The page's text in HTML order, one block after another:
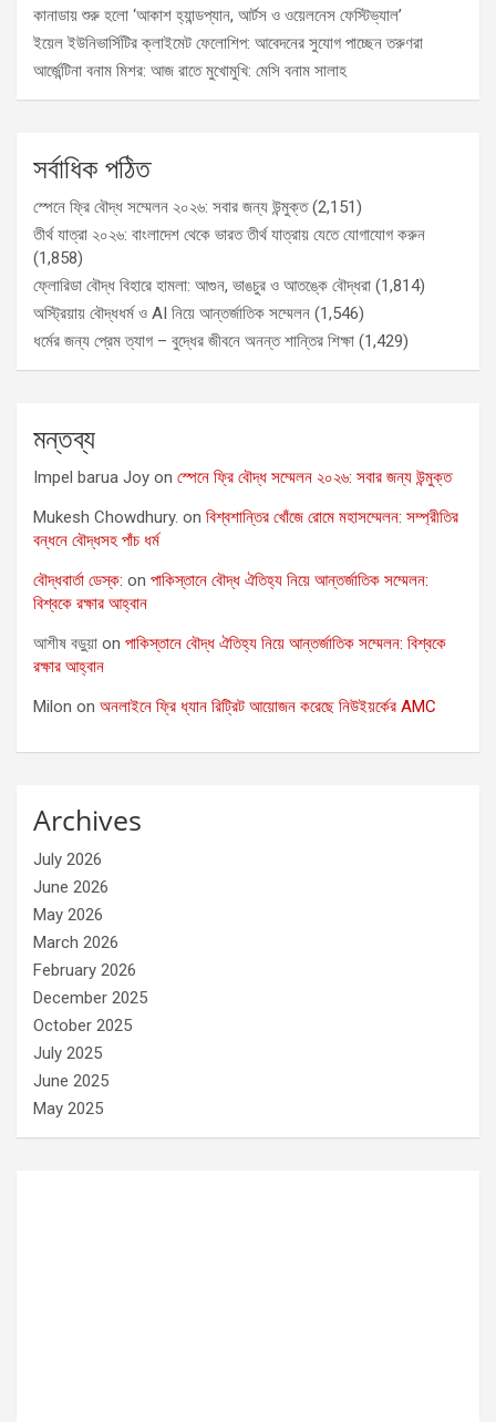
কানাডায় শুরু হলো ‘আকাশ হ্যান্ডপ্যান, আর্টস ও ওয়েলনেস ফেস্টিভ্যাল’
ইয়েল ইউনিভার্সিটির ক্লাইমেট ফেলোশিপ: আবেদনের সুযোগ পাচ্ছেন তরুণরা
আর্জেন্টিনা বনাম মিশর: আজ রাতে মুখোমুখি: মেসি বনাম সালাহ
সর্বাধিক পঠিত
স্পেনে ফ্রি বৌদ্ধ সম্মেলন ২০২৬: সবার জন্য উন্মুক্ত (2,151)
তীর্থ যাত্রা ২০২৬: বাংলাদেশ থেকে ভারত তীর্থ যাত্রায় যেতে যোগাযোগ করুন
(1,858)
ফ্লোরিডা বৌদ্ধ বিহারে হামলা: আগুন, ভাঙচুর ও আতঙ্কে বৌদ্ধরা (1,814)
অস্ট্রিয়ায় বৌদ্ধধর্ম ও AI নিয়ে আন্তর্জাতিক সম্মেলন (1,546)
ধর্মের জন্য প্রেম ত্যাগ – বুদ্ধের জীবনে অনন্ত শান্তির শিক্ষা (1,429)
মন্তব্য
Impel barua Joy on স্পেনে ফ্রি বৌদ্ধ সম্মেলন ২০২৬: সবার জন্য উন্মুক্ত
Mukesh Chowdhury. on বিশ্বশান্তির খোঁজে রোমে মহাসম্মেলন: সম্প্রীতির
বন্ধনে বৌদ্ধসহ পাঁচ ধর্ম
বৌদ্ধবার্তা ডেস্ক: on পাকিস্তানে বৌদ্ধ ঐতিহ্য নিয়ে আন্তর্জাতিক সম্মেলন:
বিশ্বকে রক্ষার আহ্বান
আশীষ বড়ুয়া on পাকিস্তানে বৌদ্ধ ঐতিহ্য নিয়ে আন্তর্জাতিক সম্মেলন: বিশ্বকে
রক্ষার আহ্বান
Milon on অনলাইনে ফ্রি ধ্যান রিট্রিট আয়োজন করেছে নিউইয়র্কের AMC
Archives
July 2026
June 2026
May 2026
March 2026
February 2026
December 2025
October 2025
July 2025
June 2025
May 2025